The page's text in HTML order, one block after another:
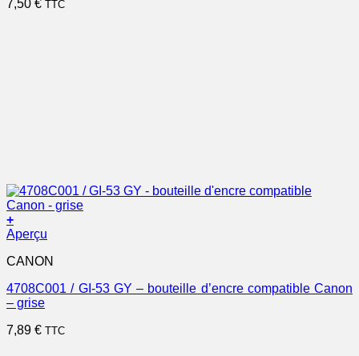
7,50 € TTC
+
Aperçu
CANON
4708C001 / GI-53 GY – bouteille d’encre compatible Canon
– grise
7,89 € TTC